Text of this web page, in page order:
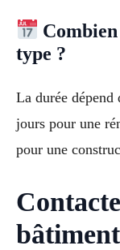
type ?
La durée dépend
jours pour une
pour une